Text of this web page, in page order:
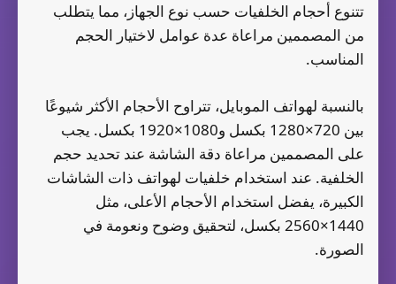
تتنوع أحجام الخلفيات حسب نوع الجهاز، مما يتطلب
من المصممين مراعاة عدة عوامل لاختيار الحجم
المناسب.
بالنسبة لهواتف الموبايل، تتراوح الأحجام الأكثر شيوعًا
بين 720×1280 بكسل و1080×1920 بكسل. يجب
على المصممين مراعاة دقة الشاشة عند تحديد حجم
الخلفية. عند استخدام خلفيات لهواتف ذات الشاشات
الكبيرة، يفضل استخدام الأحجام الأعلى، مثل
1440×2560 بكسل، لتحقيق وضوح ونعومة في
الصورة.